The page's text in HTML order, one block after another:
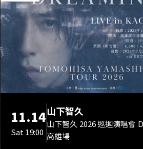
11.14
Sat 19:00
山下智久
山下智久 2026 巡迴演唱會
高雄場